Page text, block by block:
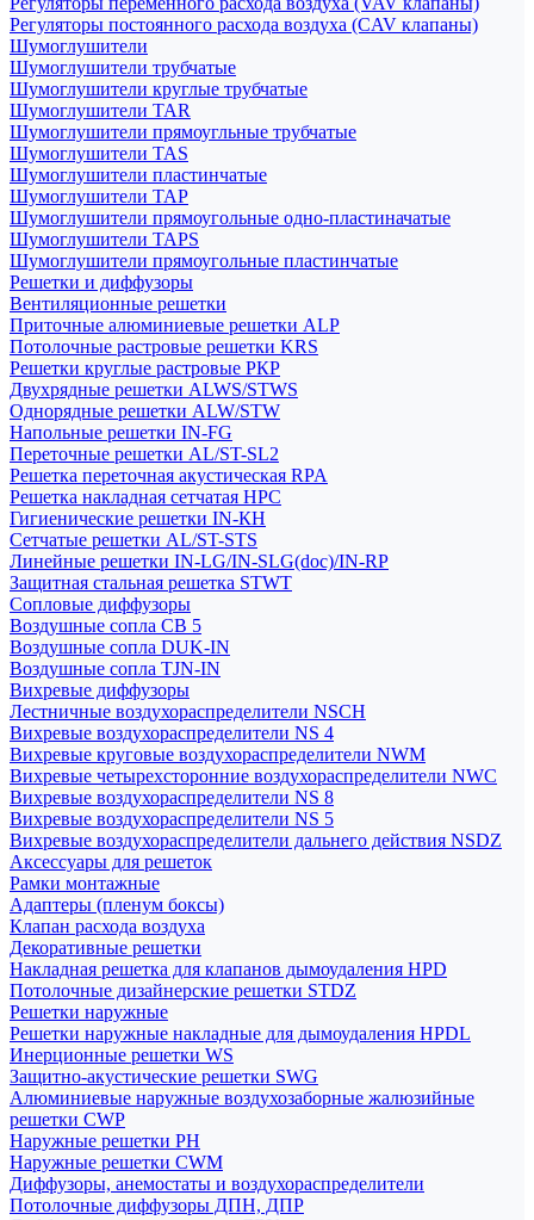
Регуляторы постоянного расхода воздуха (CAV клапаны)
Шумоглушители
Шумоглушители трубчатые
Шумоглушители круглые трубчатые
Шумоглушители TAR
Шумоглушители прямоугльные трубчатые
Шумоглушители TAS
Шумоглушители пластинчатые
Шумоглушители TAP
Шумоглушители прямоугольные одно-пластиначатые
Шумоглушители TAPS
Шумоглушители прямоугольные пластинчатые
Решетки и диффузоры
Вентиляционные решетки
Приточные алюминиевые решетки ALP
Потолочные растровые решетки KRS
Решетки круглые растровые РКР
Двухрядные решетки ALWS/STWS
Однорядные решетки ALW/STW
Напольные решетки IN-FG
Переточные решетки AL/ST-SL2
Решетка переточная акустическая RPA
Решетка накладная сетчатая НРС
Гигиенические решетки IN-КН
Сетчатые решетки AL/ST-STS
Линейные решетки IN-LG/IN-SLG(doc)/IN-RP
Защитная стальная решетка STWT
Сопловые диффузоры
Воздушные сопла СВ 5
Воздушные сопла DUK-IN
Воздушные сопла TJN-IN
Вихревые диффузоры
Лестничные воздухораспределители NSCH
Вихревые воздухораспределители NS 4
Вихревые круговые воздухораспределители NWM
Вихревые четырехсторонние воздухораспределители NWC
Вихревые воздухораспределители NS 8
Вихревые воздухораспределители NS 5
Вихревые воздухораспределители дальнего действия NSDZ
Аксессуары для решеток
Рамки монтажные
Адаптеры (пленум боксы)
Клапан расхода воздуха
Декоративные решетки
Накладная решетка для клапанов дымоудаления HPD
Потолочные дизайнерские решетки STDZ
Решетки наружные
Решетки наружные накладные для дымоудаления HPDL
Инерционные решетки WS
Защитно-акустические решетки SWG
Алюминиевые наружные воздухозаборные жалюзийные
решетки CWP
Наружные решетки РН
Наружные решетки CWM
Диффузоры, анемостаты и воздухораспределители
Потолочные диффузоры ДПН, ДПР